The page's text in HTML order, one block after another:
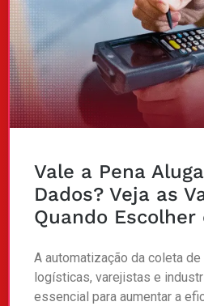
Vale a Pena
Dados? Veja as
Quando Escolher
A automatização da coleta
logísticas, varejistas e
essencial para aumentar a